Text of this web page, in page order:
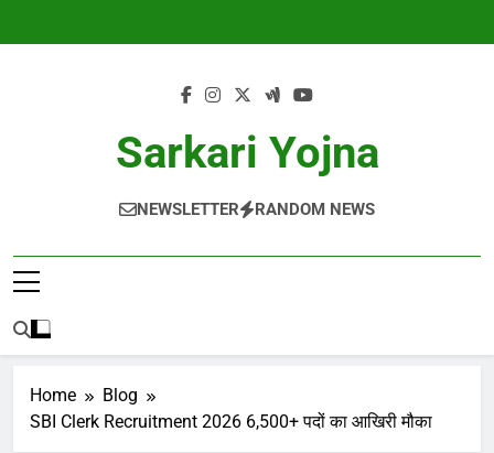
Sarkari Yojna
NEWSLETTER RANDOM NEWS
Home
Blog
SBI Clerk Recruitment 2026 6,500+ पदों का आखिरी मौका